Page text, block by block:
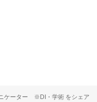
ニケーター ※DI・学術 をシェア